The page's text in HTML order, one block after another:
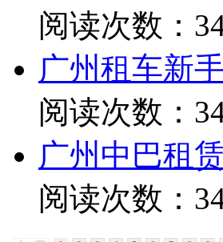
阅读次数：
广州租车新
阅读次数：
广州中巴租
阅读次数：